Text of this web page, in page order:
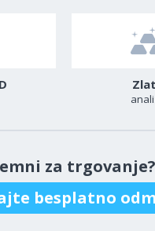
za trgovanje?
besplatno